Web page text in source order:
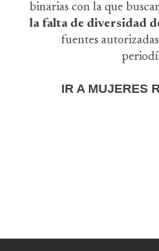
binarias con la que
la falta de diversidad
fuentes
IR A MUJERES